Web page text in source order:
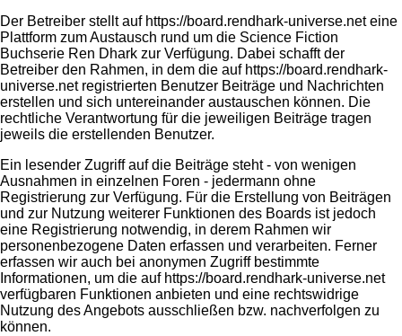
Der Betreiber stellt auf https://board.rendhark-universe.net eine
Plattform zum Austausch rund um die Science Fiction
Buchserie Ren Dhark zur Verfügung. Dabei schafft der
Betreiber den Rahmen, in dem die auf https://board.rendhark-
universe.net registrierten Benutzer Beiträge und Nachrichten
erstellen und sich untereinander austauschen können. Die
rechtliche Verantwortung für die jeweiligen Beiträge tragen
jeweils die erstellenden Benutzer.
Ein lesender Zugriff auf die Beiträge steht - von wenigen
Ausnahmen in einzelnen Foren - jedermann ohne
Registrierung zur Verfügung. Für die Erstellung von Beiträgen
und zur Nutzung weiterer Funktionen des Boards ist jedoch
eine Registrierung notwendig, in derem Rahmen wir
personenbezogene Daten erfassen und verarbeiten. Ferner
erfassen wir auch bei anonymen Zugriff bestimmte
Informationen, um die auf https://board.rendhark-universe.net
verfügbaren Funktionen anbieten und eine rechtswidrige
Nutzung des Angebots ausschließen bzw. nachverfolgen zu
können.